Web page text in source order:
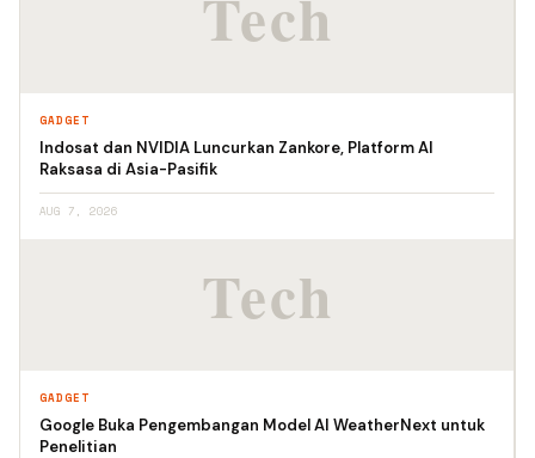
GADGET
Indosat dan NVIDIA Luncurkan Zankore, Platform AI
Raksasa di Asia-Pasifik
AUG 7, 2026
GADGET
Google Buka Pengembangan Model AI WeatherNext untuk
Penelitian